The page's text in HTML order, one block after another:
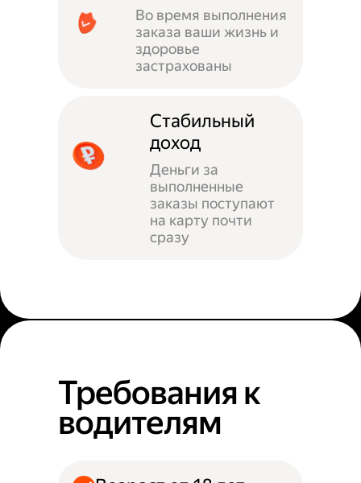
Во время выполнения
заказа ваши жизнь и
здоровье
застрахованы
Стабильный
доход
Деньги за
выполненные
заказы поступают
на карту почти
сразу
Требования к
водителям